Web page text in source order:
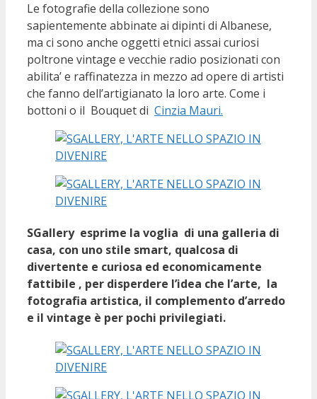
Le fotografie della collezione sono
sapientemente abbinate ai dipinti di Albanese,
ma ci sono anche oggetti etnici assai curiosi
poltrone vintage e vecchie radio posizionati con
abilita’ e raffinatezza in mezzo ad opere di artisti
che fanno dell’artigianato la loro arte. Come i
bottoni o il Bouquet di Cinzia Mauri.
SGallery esprime la voglia di una galleria di
casa, con uno stile smart, qualcosa di
divertente e curiosa ed economicamente
fattibile , per disperdere l’idea che l’arte, la
fotografia artistica, il complemento d’arredo
e il vintage è per pochi privilegiati.